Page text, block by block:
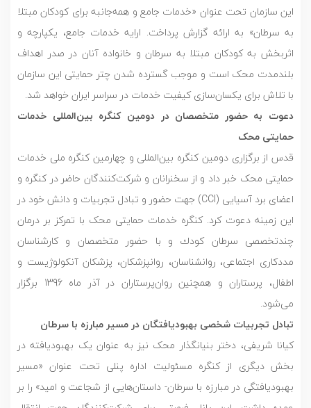
این سازمان تحت عنوان «خدمات جامع و همه‌جانبه برای کودکان مبتلا
به سرطان» به ارائه گزارش پرداخت. ارایه خدمات جامع، یکپارچه و
اثربخش به کودکان مبتلا به سرطان و خانواده آنان در صدر اهداف
بلندمدت محک است و موجب گسترده شدن چتر حمایتی این سازمان
با تلاش برای یکسان‌سازی کیفیت خدمات در سراسر ایران خواهد شد.
دعوت به حضور متخصصان در دومین کنگره بین‌المللی خدمات
حمایتی محک
قدس از برگزاری دومین کنگره بین‌المللی و چهارمین کنگره ملی خدمات
حمایتی محک خبر داد و از سخنرانان و شرکت‌کنندگان حاضر در کنگره و
اعضای برد آسیایی (CCI) جهت حضور و تبادل تجربیات و دانش خود در
این زمینه دعوت کرد. کنگره خدمات حمایتی محک با تمرکز بر درمان
چندتخصصى سرطان کودك و با حضور متخصصان و کارشناسان
مددکاری اجتماعی، روانشناسان، روانپزشکان، پزشکان آنکولوژیست و
اطفال، پرستاران و همچنین روان‌پرستاران در آذر ماه 1396 برگزار
می‌شود.
تبادل تجربیات شخصی بهبودیافتگان در مسیر مبارزه با سرطان
کیانا شریفی، دختر بنیانگذار محک نیز به عنوان یک بهبودیافته در
بخش دیگری از کنگره مسئولیت اداره پنلی تحت عنوان «مسیر
بهبودیافتگی در مبارزه با سرطان- داستان‌هایی از شجاعت و امید» را بر